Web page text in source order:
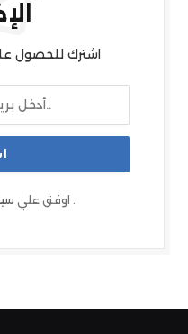
اشترك للحصول
اوفق علي .